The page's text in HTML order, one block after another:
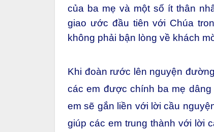
của ba mẹ và một số ít thân
giao ước đầu tiên với Chúa
không phải bận lòng về khách
Khi đoàn rước lên nguyện
các em được chính ba mẹ
em sẽ gắn liền với lời cầu
giúp các em trung thành với lời